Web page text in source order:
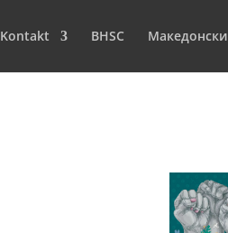
Kontakt BHSC Македонски